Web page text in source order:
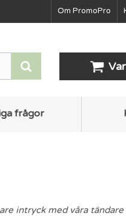
Om PromoPro
frågor
intryck med våra